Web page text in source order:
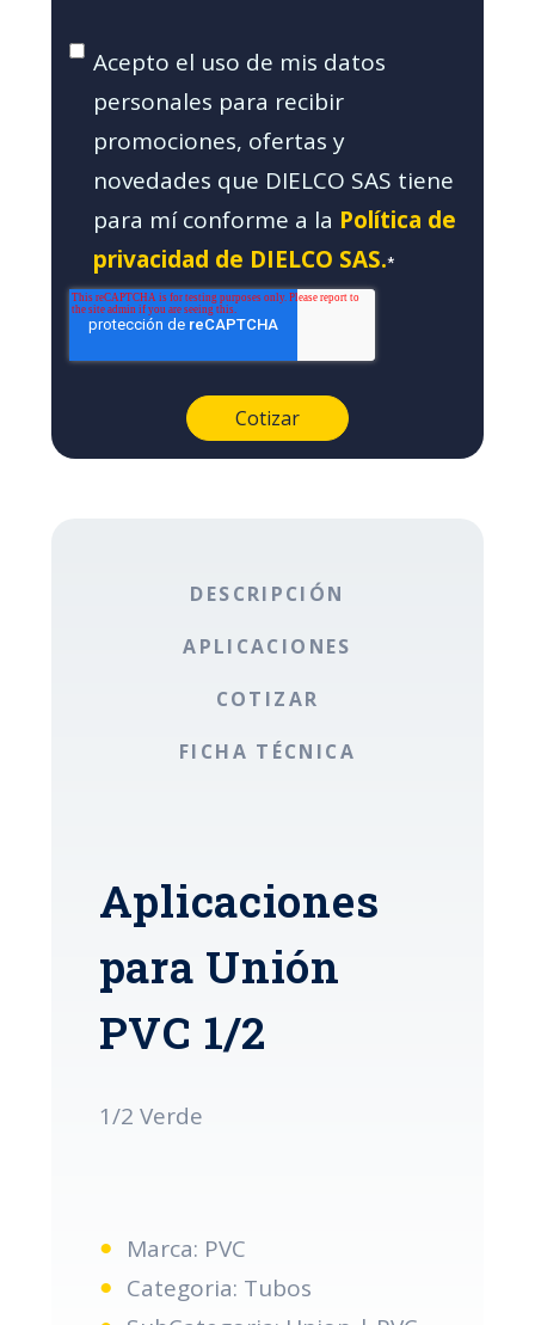
Acepto el uso de mis datos
personales para recibir
promociones, ofertas y
novedades que DIELCO SAS tiene
para mí conforme a la Política de
privacidad de DIELCO SAS.*
DESCRIPCIÓN
APLICACIONES
COTIZAR
FICHA TÉCNICA
Aplicaciones
para Unión
PVC 1/2
1/2 Verde
Marca: PVC
Categoria: Tubos